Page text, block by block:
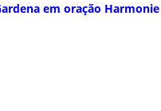
em oração Harmonie